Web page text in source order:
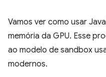
Vamos ver como usar
memória da GPU. Esse
ao modelo de sandbox
modernos.